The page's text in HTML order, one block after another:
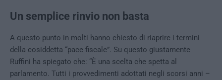
Un semplice rinvio non basta
A questo punto in molti hanno chiesto di riaprire i termini
della cosiddetta “pace fiscale”. Su questo giustamente
Ruffini ha spiegato che: “È una scelta che spetta al
parlamento. Tutti i provvedimenti adottati negli scorsi anni –